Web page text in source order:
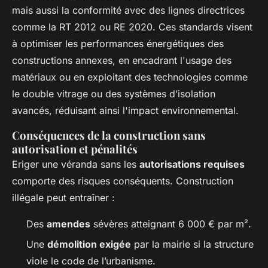
mais aussi la conformité avec des lignes directrices
comme la RT 2012 ou RE 2020. Ces standards visent
à optimiser les performances énergétiques des
constructions annexes, en encadrant l'usage des
matériaux ou en exploitant des technologies comme
le double vitrage ou des systèmes d’isolation
avancés, réduisant ainsi l'impact environnemental.
Conséquences de la construction sans
autorisation et pénalités
Eriger une véranda sans les autorisations requises
comporte des risques conséquents. Construction
illégale peut entraîner :
Des amendes sévères atteignant 6 000 € par m².
Une démolition exigée par la mairie si la structure
viole le code de l’urbanisme.